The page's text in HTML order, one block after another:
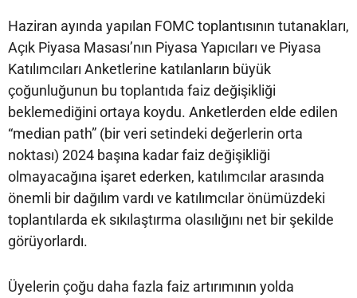
Haziran ayında yapılan FOMC toplantısının tutanakları,
Açık Piyasa Masası’nın Piyasa Yapıcıları ve Piyasa
Katılımcıları Anketlerine katılanların büyük
çoğunluğunun bu toplantıda faiz değişikliği
beklemediğini ortaya koydu. Anketlerden elde edilen
“median path” (bir veri setindeki değerlerin orta
noktası) 2024 başına kadar faiz değişikliği
olmayacağına işaret ederken, katılımcılar arasında
önemli bir dağılım vardı ve katılımcılar önümüzdeki
toplantılarda ek sıkılaştırma olasılığını net bir şekilde
görüyorlardı.
Üyelerin çoğu daha fazla faiz artırımının yolda